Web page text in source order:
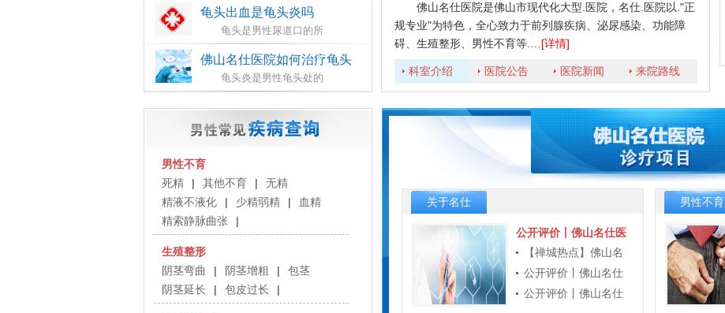
龟头出血是龟头炎吗
龟头是男性尿道口的所
佛山名仕医院如何治疗龟头
龟头炎是男性龟头处的
得了包皮龟头炎的男性会怎
包皮龟头炎是龟头炎中
网友咨询：龟头上有白
佛山名仕医院是佛山市现代化大型.医院，名仕.医院以."正
规专业"为特色，全心致力于前列腺疾病、泌尿感染、功能障
碍、生殖整形、男性不育等.… [详情]
科室介绍 医院公告 医院新闻 来院路线
男性不育
死精
| 其他不育 |
无精
精液不液化
| 少精弱精 |
血精
精索静脉曲张
|
生殖整形
阴茎弯曲
| 阴茎增粗 |
包茎
阴茎延长
| 包皮过长 |
月初点评丨佛山
名仕医院可靠
吗：坚守合规行
医初心，打造安
在医疗行业，合规是一切医疗服务的基
础。佛...
【禅城热点】佛
高品质的医疗服
关于名仕
公开评价丨佛山名仕医
【禅城热点】佛山名
公开评价丨佛山名仕
公开评价丨佛山名仕
男性不育